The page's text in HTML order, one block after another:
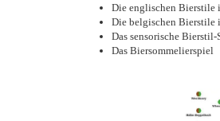
Die englischen Bierstile
Die belgischen Bierstile
Das sensorische Bierstil-
Das Biersommelierspiel